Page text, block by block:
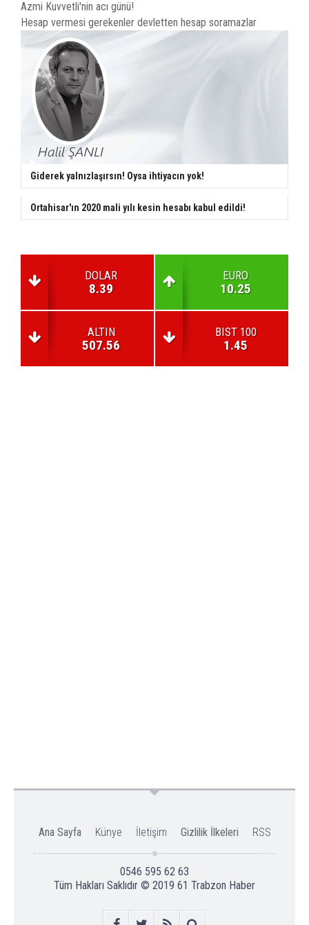
Azmi Kuvvetli'nin acı günü!
Hesap vermesi gerekenler devletten hesap soramazlar
Giderek yalnızlaşırsın! Oysa ihtiyacın yok!
Ortahisar'ın 2020 mali yılı kesin hesabı kabul edildi!
DOLAR
8.39
EURO
10.25
ALTIN
507.56
BIST 100
1.45
Ana Sayfa Künye İletişim Gizlilik İlkeleri RSS
0546 595 62 63
Tüm Hakları Saklıdır © 2019 61 Trabzon Haber